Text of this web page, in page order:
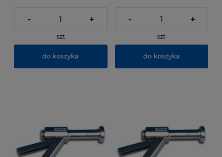
- +
szt
do koszyka
- +
szt
do koszyka